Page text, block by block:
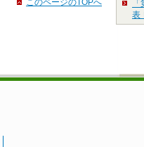
このページのTOPへ
表